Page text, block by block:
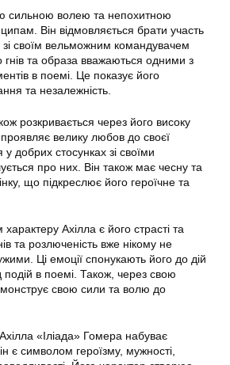
сильною волею та непохитною
Він відмовляється брати участь
зі своїм вельможним командувачем
та образа вважаються одними з
в поемі. Це показує його
та незалежність.
розкривається через його високу
велику любов до своєї
у добрих стосунках зі своїми
про них. Він також має чесну та
що підкреслює його героїчне та
Ахілла є його страсті та
та розлюченість вже нікому не
Ці емоції спонукають його до дій
подій в поемі. Також, через свою
свою сили та волю до
«Іліада» Гомера набуває
є символом героїзму, мужності,